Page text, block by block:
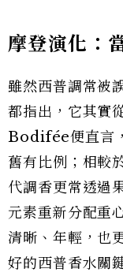
摩登演化：
雖然西普調常被
都指出，它其實
Bodifée便直言
舊有比例；相較
代調香更常透過
元素重新分配重
清晰、年輕，也
好的西普香水關